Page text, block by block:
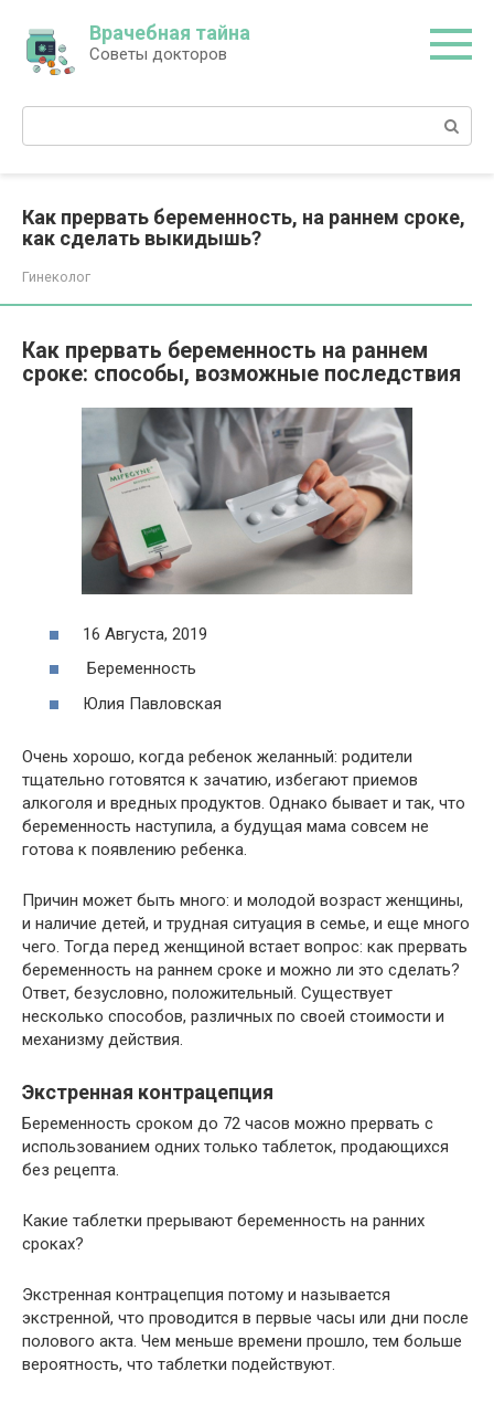
контенту
Врачебная тайна
Советы докторов
Поиск:
Как прервать беременность, на раннем сроке,
как сделать выкидышь?
Гинеколог
Как прервать беременность на раннем
сроке: способы, возможные последствия
16 Августа, 2019
Беременность
Юлия Павловская
Очень хорошо, когда ребенок желанный: родители
тщательно готовятся к зачатию, избегают приемов
алкоголя и вредных продуктов. Однако бывает и так, что
беременность наступила, а будущая мама совсем не
готова к появлению ребенка.
Причин может быть много: и молодой возраст женщины,
и наличие детей, и трудная ситуация в семье, и еще много
чего. Тогда перед женщиной встает вопрос: как прервать
беременность на раннем сроке и можно ли это сделать?
Ответ, безусловно, положительный. Существует
несколько способов, различных по своей стоимости и
механизму действия.
Экстренная контрацепция
Беременность сроком до 72 часов можно прервать с
использованием одних только таблеток, продающихся
без рецепта.
Какие таблетки прерывают беременность на ранних
сроках?
Экстренная контрацепция потому и называется
экстренной, что проводится в первые часы или дни после
полового акта. Чем меньше времени прошло, тем больше
вероятность, что таблетки подействуют.